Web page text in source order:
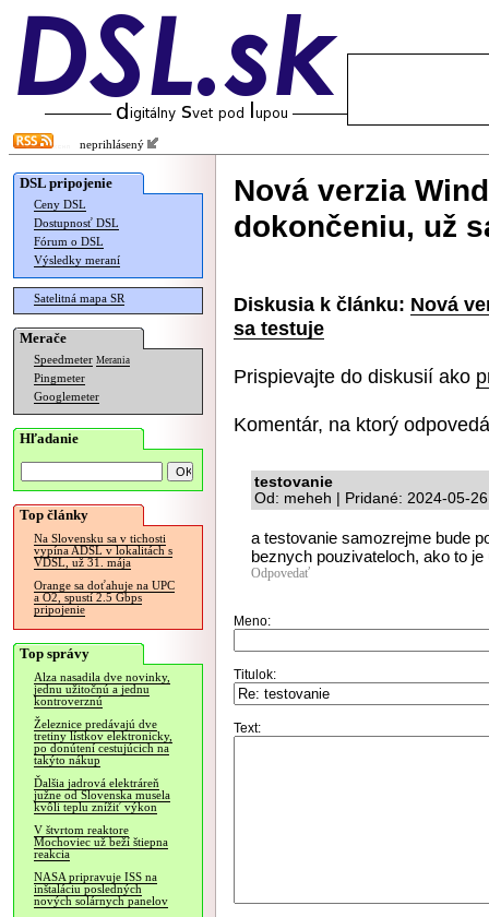
neprihlásený
DSL pripojenie
Ceny DSL
Dostupnosť DSL
Fórum o DSL
Výsledky meraní
Satelitná mapa SR
Merače
Speedmeter Merania
Pingmeter
Googlemeter
Hľadanie
Top články
Na Slovensku sa v tichosti
vypína ADSL v lokalitách s
VDSL, už 31. mája
Orange sa doťahuje na UPC
a O2, spustí 2.5 Gbps
pripojenie
Top správy
Alza nasadila dve novinky,
jednu užitočnú a jednu
kontroverznú
Železnice predávajú dve
tretiny lístkov elektronicky,
po donútení cestujúcich na
takýto nákup
Ďalšia jadrová elektráreň
južne od Slovenska musela
kvôli teplu znížiť výkon
V štvrtom reaktore
Mochoviec už beží štiepna
reakcia
NASA pripravuje ISS na
inštaláciu posledných
nových solárnych panelov
Nová verzia
dokončeniu, už
Diskusia k článku: Nová
sa testuje
Prispievajte do diskusií ako
Komentár, na ktorý
testovanie
Od: meheh | Pridané: 2024-05-
a testovanie samozrejme bude
beznych pouzivateloch, ako to
Odpovedať
Meno:
Titulok:
Text: